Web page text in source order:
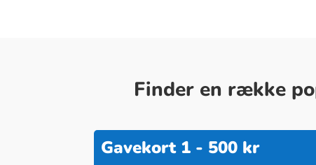
Finder en række
Gavekort 1 - 500 kr